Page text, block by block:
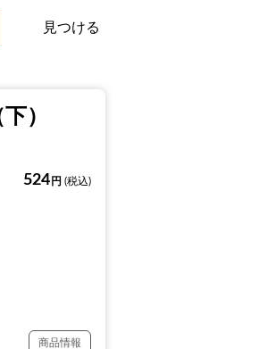
見つける
）
524 円 (税込)
商品情報